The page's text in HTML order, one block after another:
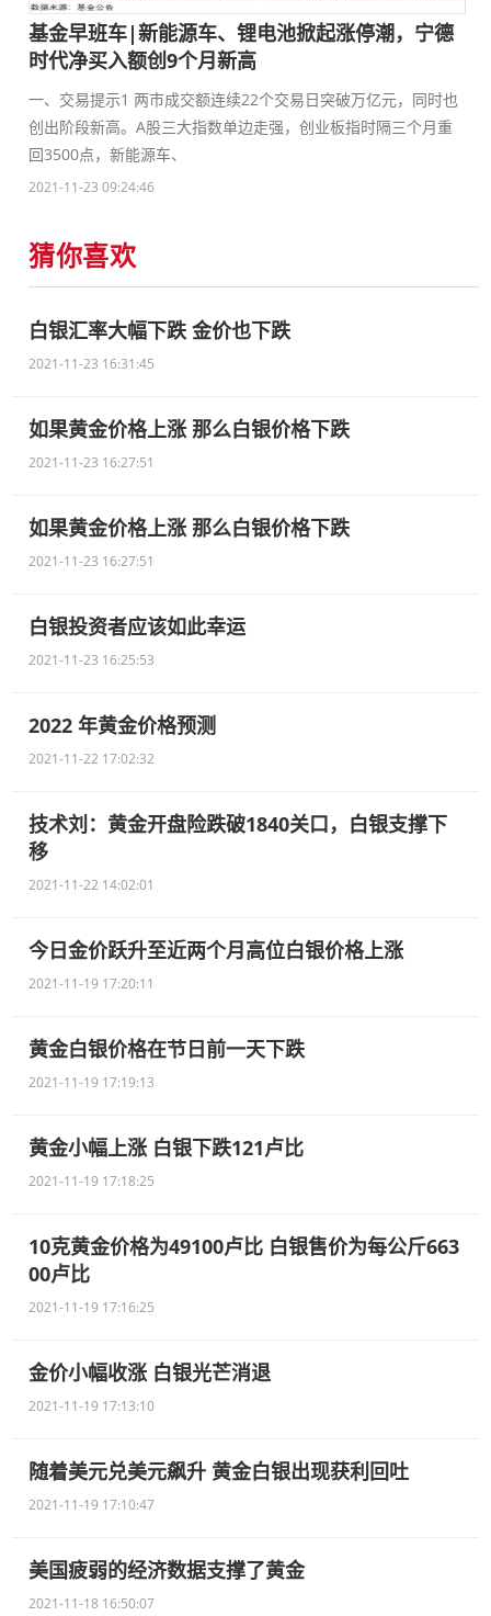
基金早班车|新能源车、锂电池掀起涨停潮，宁德
时代净买入额创9个月新高
一、交易提示1 两市成交额连续22个交易日突破万亿元，同时也
创出阶段新高。A股三大指数单边走强，创业板指时隔三个月重
回3500点，新能源车、
2021-11-23 09:24:46
猜你喜欢
白银汇率大幅下跌 金价也下跌
2021-11-23 16:31:45
如果黄金价格上涨 那么白银价格下跌
2021-11-23 16:27:51
如果黄金价格上涨 那么白银价格下跌
2021-11-23 16:27:51
白银投资者应该如此幸运
2021-11-23 16:25:53
2022 年黄金价格预测
2021-11-22 17:02:32
技术刘：黄金开盘险跌破1840关口，白银支撑下
移
2021-11-22 14:02:01
今日金价跃升至近两个月高位白银价格上涨
2021-11-19 17:20:11
黄金白银价格在节日前一天下跌
2021-11-19 17:19:13
黄金小幅上涨 白银下跌121卢比
2021-11-19 17:18:25
10克黄金价格为49100卢比 白银售价为每公斤663
00卢比
2021-11-19 17:16:25
金价小幅收涨 白银光芒消退
2021-11-19 17:13:10
随着美元兑美元飙升 黄金白银出现获利回吐
2021-11-19 17:10:47
美国疲弱的经济数据支撑了黄金
2021-11-18 16:50:07